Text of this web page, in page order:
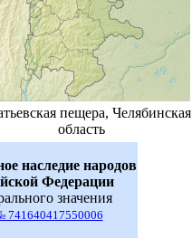
пещера, Челябинская
область
наследие народов
Федерации
значения
741640417550006